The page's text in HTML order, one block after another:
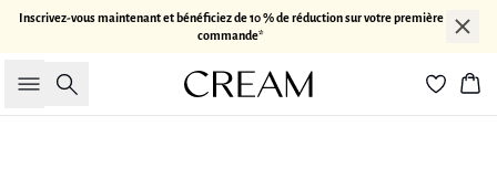
Inscrivez-vous maintenant et bénéficiez de 10 % de réduction sur votre première
commande*
Rechercher